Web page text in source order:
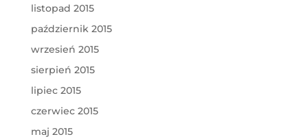
listopad 2015
październik 2015
wrzesień 2015
sierpień 2015
lipiec 2015
czerwiec 2015
maj 2015